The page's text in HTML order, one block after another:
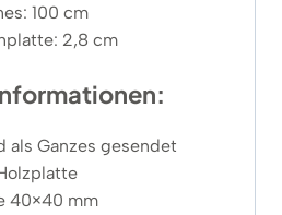
100 cm
2,8 cm
als Ganzes gesendet
40×40 mm